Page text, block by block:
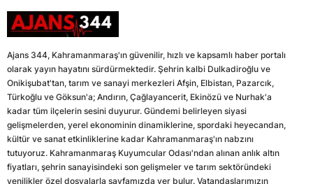
Ajans 344, Kahramanmaraş'ın güvenilir, hızlı ve kapsamlı haber portalı
olarak yayın hayatını sürdürmektedir. Şehrin kalbi Dulkadiroğlu ve
Onikişubat'tan, tarım ve sanayi merkezleri Afşin, Elbistan, Pazarcık,
Türkoğlu ve Göksun'a; Andırın, Çağlayancerit, Ekinözü ve Nurhak'a
kadar tüm ilçelerin sesini duyurur. Gündemi belirleyen siyasi
gelişmelerden, yerel ekonominin dinamiklerine, spordaki heyecandan,
kültür ve sanat etkinliklerine kadar Kahramanmaraş'ın nabzını
tutuyoruz. Kahramanmaraş Kuyumcular Odası'ndan alınan anlık altın
fiyatları, şehrin sanayisindeki son gelişmeler ve tarım sektöründeki
yenilikler özel dosyalarla sayfamızda yer bulur. Vatandaşlarımızın